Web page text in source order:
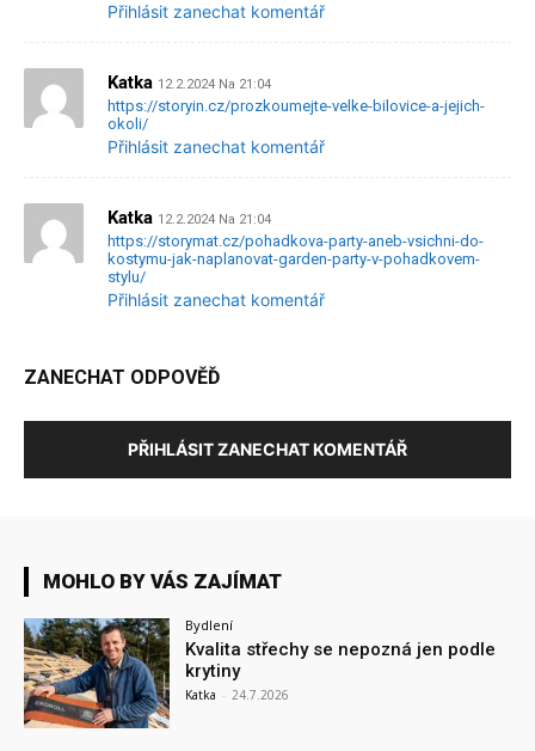
Přihlásit zanechat komentář
Katka 12.2.2024 Na 21:04
https://storyin.cz/prozkoumejte-velke-bilovice-a-jejich-
okoli/
Přihlásit zanechat komentář
Katka 12.2.2024 Na 21:04
https://storymat.cz/pohadkova-party-aneb-vsichni-do-
kostymu-jak-naplanovat-garden-party-v-pohadkovem-
stylu/
Přihlásit zanechat komentář
ZANECHAT ODPOVĚĎ
PŘIHLÁSIT ZANECHAT KOMENTÁŘ
MOHLO BY VÁS ZAJÍMAT
Bydlení
Kvalita střechy se nepozná jen podle
krytiny
Katka - 24.7.2026